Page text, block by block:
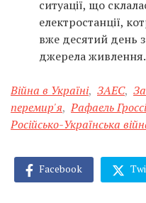
ситуації, що
електростанції,
вже десятий день
джерела живлення.
Війна в Україні, ЗАЕС,
перемир'я, Рафаель Гроссі
Російсько-Українська
Facebook